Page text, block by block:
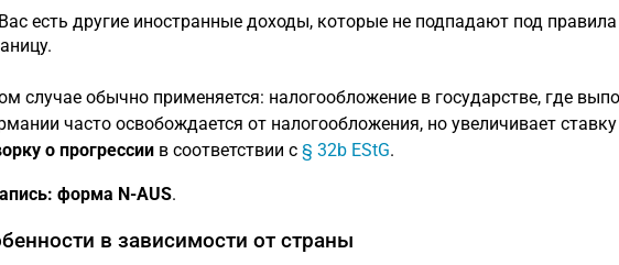
есть другие иностранные доходы, которые не подпадают под
случае обычно применяется: налогообложение в государстве, где
часто освобождается от налогообложения, но увеличивает
о прогрессиив соответствии с § 32b EStG.
форма N-AUS.
в зависимости от страны